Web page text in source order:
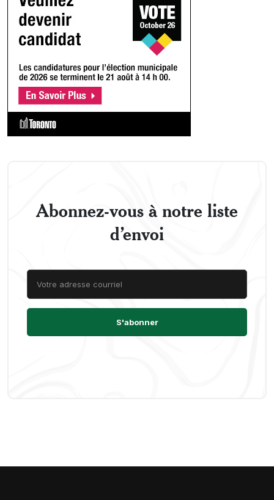
Abonnez-vous à notre liste
d’envoi